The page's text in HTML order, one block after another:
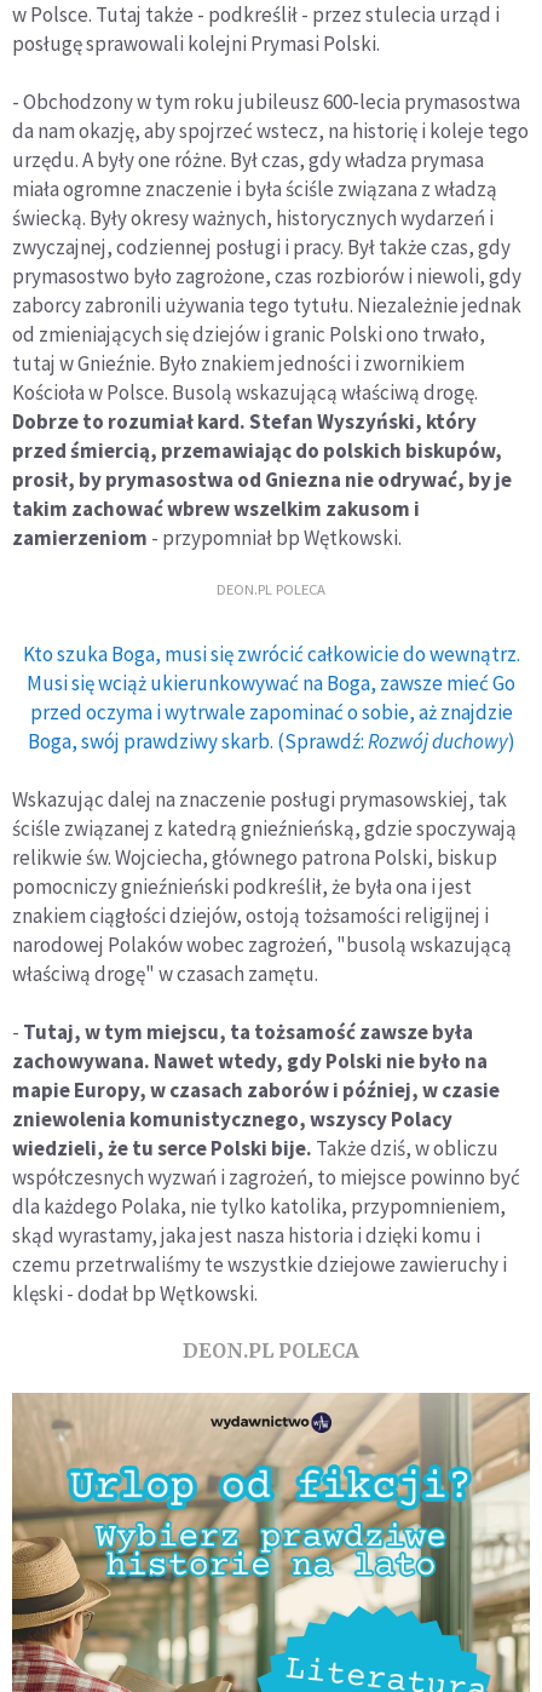
w Polsce. Tutaj także - podkreślił - przez stulecia urząd i
posługę sprawowali kolejni Prymasi Polski.
- Obchodzony w tym roku jubileusz 600-lecia prymasostwa
da nam okazję, aby spojrzeć wstecz, na historię i koleje tego
urzędu. A były one różne. Był czas, gdy władza prymasa
miała ogromne znaczenie i była ściśle związana z władzą
świecką. Były okresy ważnych, historycznych wydarzeń i
zwyczajnej, codziennej posługi i pracy. Był także czas, gdy
prymasostwo było zagrożone, czas rozbiorów i niewoli, gdy
zaborcy zabronili używania tego tytułu. Niezależnie jednak
od zmieniających się dziejów i granic Polski ono trwało,
tutaj w Gnieźnie. Było znakiem jedności i zwornikiem
Kościoła w Polsce. Busolą wskazującą właściwą drogę.
Dobrze to rozumiał kard. Stefan Wyszyński, który
przed śmiercią, przemawiając do polskich biskupów,
prosił, by prymasostwa od Gniezna nie odrywać, by je
takim zachować wbrew wszelkim zakusom i
zamierzeniom - przypomniał bp Wętkowski.
DEON.PL POLECA
Kto szuka Boga, musi się zwrócić całkowicie do wewnątrz.
Musi się wciąż ukierunkowywać na Boga, zawsze mieć Go
przed oczyma i wytrwale zapominać o sobie, aż znajdzie
Boga, swój prawdziwy skarb. (Sprawdź:Rozwój duchowy)
Wskazując dalej na znaczenie posługi prymasowskiej, tak
ściśle związanej z katedrą gnieźnieńską, gdzie spoczywają
relikwie św. Wojciecha, głównego patrona Polski, biskup
pomocniczy gnieźnieński podkreślił, że była ona i jest
znakiem ciągłości dziejów, ostoją tożsamości religijnej i
narodowej Polaków wobec zagrożeń, "busolą wskazującą
właściwą drogę" w czasach zamętu.
- Tutaj, w tym miejscu, ta tożsamość zawsze była
zachowywana. Nawet wtedy, gdy Polski nie było na
mapie Europy, w czasach zaborów i później, w czasie
zniewolenia komunistycznego, wszyscy Polacy
wiedzieli, że tu serce Polski bije. Także dziś, w obliczu
współczesnych wyzwań i zagrożeń, to miejsce powinno być
dla każdego Polaka, nie tylko katolika, przypomnieniem,
skąd wyrastamy, jaka jest nasza historia i dzięki komu i
czemu przetrwaliśmy te wszystkie dziejowe zawieruchy i
klęski - dodał bp Wętkowski.
DEON.PL POLECA